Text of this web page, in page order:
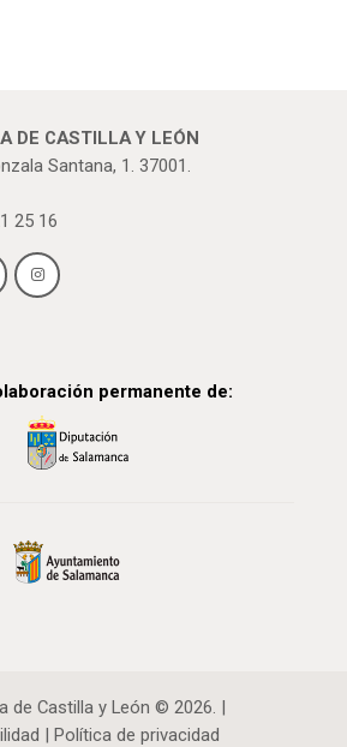
DE CASTILLA Y LEÓN
Santana, 1. 37001.
25 16
permanente de:
de Castilla y León © 2026. |
| Política de privacidad